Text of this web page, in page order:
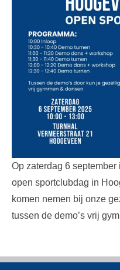
Op zaterdag 6
open sportclubdag in
komen nemen bij onze
tussen de demo’s vrij